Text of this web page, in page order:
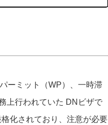
ーミット（WP）、一時滞
上行われていた DNビザで
化されており、注意が必要